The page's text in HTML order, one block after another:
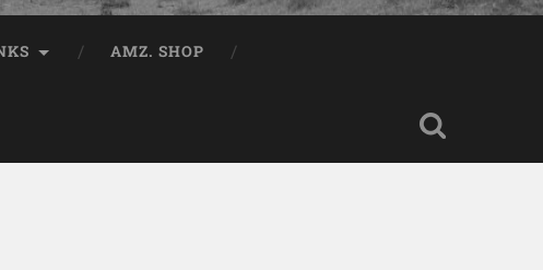
AMZ. SHOP